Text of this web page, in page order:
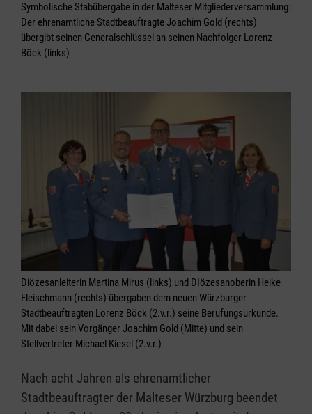
Symbolische Stabübergabe in der Malteser Mitgliederversammlung:
Der ehrenamtliche Stadtbeauftragte Joachim Gold (rechts)
übergibt seinen Generalschlüssel an seinen Nachfolger Lorenz
Böck (links)
Diözesanleiterin Martina Mirus (links) und DIözesanoberin Heike
Fleischmann (rechts) übergaben dem neuen Würzburger
Stadtbeauftragten Lorenz Böck (2.v.r.) seine Berufungsurkunde.
Mit dabei sein Vorgänger Joachim Gold (Mitte) und sein
Stellvertreter Michael Kiesel (2.v.r.)
Nach acht Jahren als ehrenamtlicher
Stadtbeauftragter der Malteser Würzburg beendet